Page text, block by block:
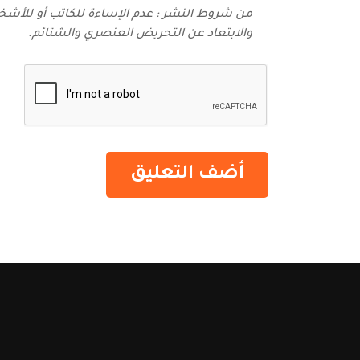
من شروط النشر : عدم الإساءة للكاتب أو
والابتعاد عن التحريض العنصري والشتائم‬.